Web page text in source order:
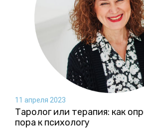
11 апреля 2023
Таролог или терапия: как
пора к психологу